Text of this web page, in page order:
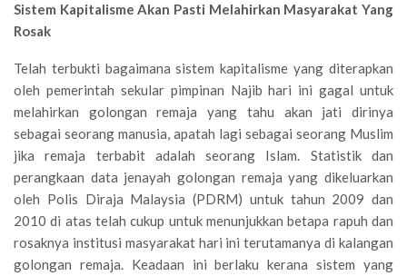
Sistem Kapitalisme Akan Pasti Melahirkan Masyarakat Yang
Rosak
Telah terbukti bagaimana sistem kapitalisme yang diterapkan
oleh pemerintah sekular pimpinan Najib hari ini gagal untuk
melahirkan golongan remaja yang tahu akan jati dirinya
sebagai seorang manusia, apatah lagi sebagai seorang Muslim
jika remaja terbabit adalah seorang Islam. Statistik dan
perangkaan data jenayah golongan remaja yang dikeluarkan
oleh Polis Diraja Malaysia (PDRM) untuk tahun 2009 dan
2010 di atas telah cukup untuk menunjukkan betapa rapuh dan
rosaknya institusi masyarakat hari ini terutamanya di kalangan
golongan remaja. Keadaan ini berlaku kerana sistem yang